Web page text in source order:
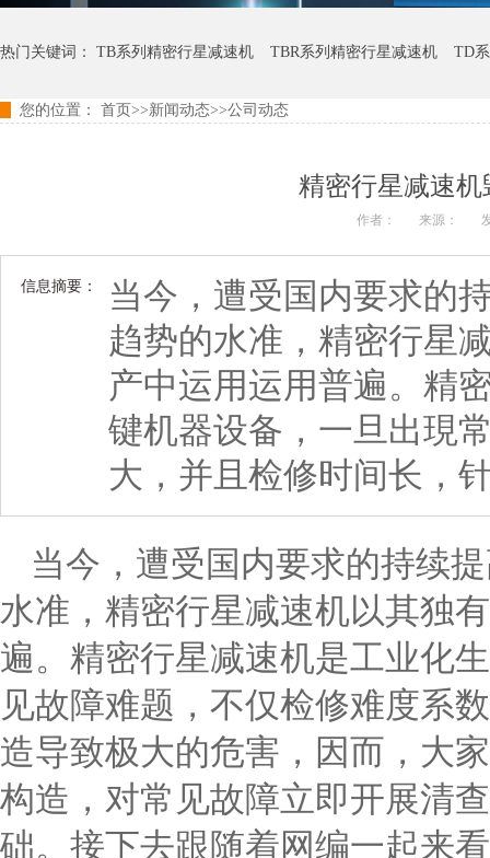
热门关键词： TB系列精密行星减速机 TBR系列精密行星减速机 TD
您的位置： 首页 >>新闻动态>>公司动态
精密行星减速
作者： 来源：
信息摘要：
当今，遭受国内要求的
趋势的水准，精密行星
产中运用运用普遍。精
键机器设备，一旦出現
大，并且检修时间长，
当今，遭受国内要求的持续
水准，精密行星减速机以其独
遍。精密行星减速机是工业化
见故障难题，不仅检修难度系
造导致极大的危害，因而，大
构造，对常见故障立即开展清
础。接下去跟随着网编一起来